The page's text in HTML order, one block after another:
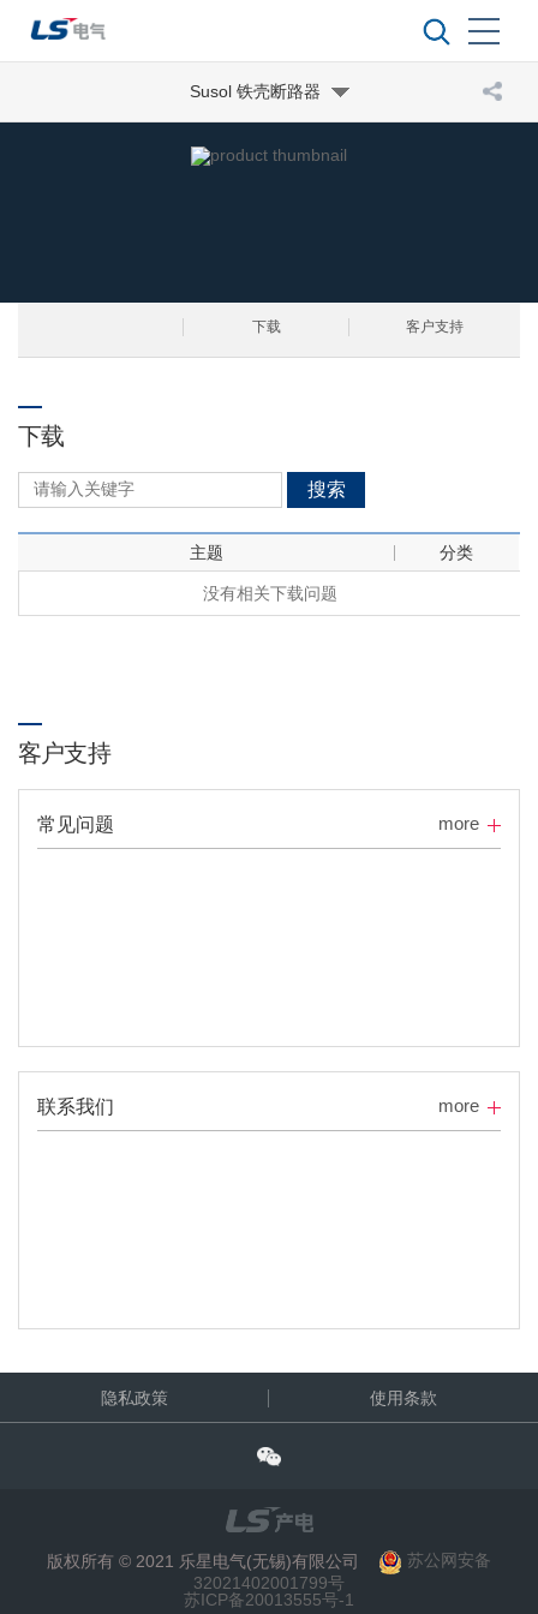
Susol 铁壳断路器
下载 客户支持
下载
搜索
主题 分类
没有相关下载问题
客户支持
常见问题 more
联系我们 more
隐私政策 使用条款
版权所有 © 2021 乐星电气(无锡)有限公司
苏公网安备
32021402001799号
苏ICP备20013555号-1